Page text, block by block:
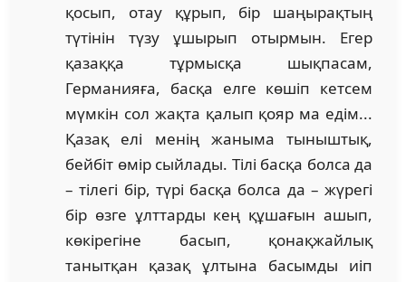
қосып, отау құрып, бір шаңы­рақ­тың
түтінін түзу ұшырып отырмын. Егер
қазаққа тұр­­­мыс­қа шықпасам,
Германияға, басқа елге көшіп кетсем
мүм­кін сол жақта қалып қояр ма едім...
Қазақ елі менің жа­ныма тыныштық,
бейбіт өмір сыйлады. Тілі басқа бол­са да
– тілегі бір, түрі басқа болса да – жүрегі
бір өзге ұлт­тарды кең құшағын ашып,
көкірегіне басып, қо­нақ­жайлық
танытқан қазақ ұлтына басымды иіп